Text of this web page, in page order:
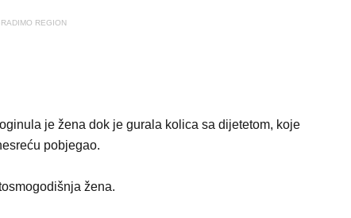
REGION
je žena dok je gurala kolica sa dijetetom, koje
pobjegao.
žena.